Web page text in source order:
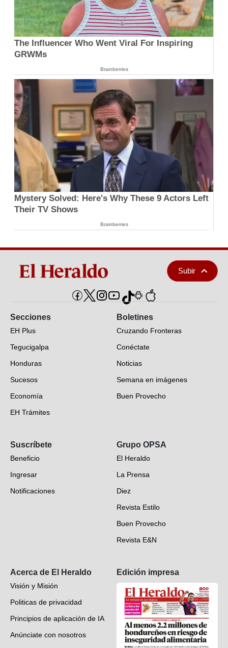
The Influencer Who Went Viral For Inspiring
GRWMs
Brainberries
Mystery Solved: Here's Why These 9 Actors Left
Their TV Shows
Brainberries
Subir
Secciones
EH Plus
Tegucigalpa
Honduras
Sucesos
Economía
EH Trámites
EH Verifica
Fotogalerías
Deportes
Videos
Boletines
Cruzando Fronteras
Conéctate
Noticias
Semana en imágenes
Buen Provecho
Suscríbete
Beneficio
Ingresar
Notificaciones
Grupo OPSA
El Heraldo
La Prensa
Diez
Revista Estilo
Buen Provecho
Revista E&N
Acerca de El Heraldo
Visión y Misión
Politicas de privacidad
Principios de aplicación de IA
Anúnciate con nosotros
Edición impresa